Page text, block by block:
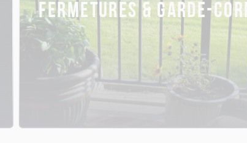
FERMETURES & GARDE-